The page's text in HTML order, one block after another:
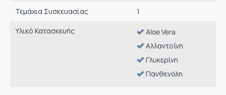
Τεμάχια Συσκευασίας 1
Υλικό Κατασκευής
Aloe Vera
Αλλαντοΐνη
Γλυκερίνη
Πανθενόλη